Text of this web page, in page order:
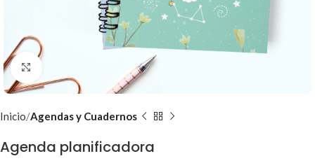
Inicio Agendas y Cuadernos
Agenda planificadora